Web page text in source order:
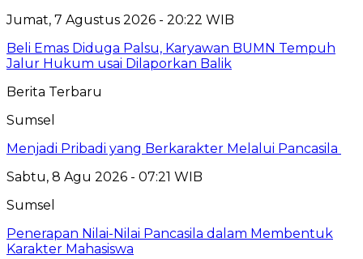
Jumat, 7 Agustus 2026 - 20:22 WIB
Beli Emas Diduga Palsu, Karyawan BUMN Tempuh
Jalur Hukum usai Dilaporkan Balik
Berita Terbaru
Sumsel
Menjadi Pribadi yang Berkarakter Melalui Pancasila
Sabtu, 8 Agu 2026 - 07:21 WIB
Sumsel
Penerapan Nilai-Nilai Pancasila dalam Membentuk
Karakter Mahasiswa